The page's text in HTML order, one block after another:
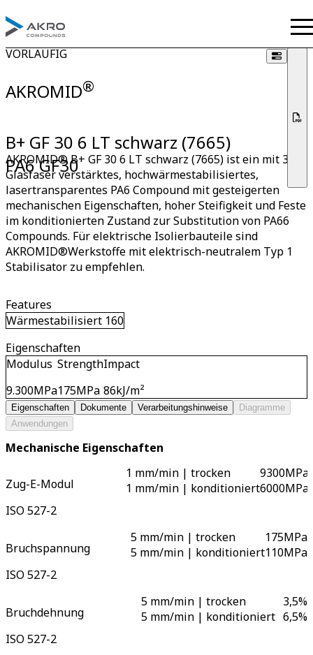
AKROMID®
VORLÄUFIG
B+ GF 30 6 LT schwarz (7665)
PA6 GF30
AKROMID® B+ GF 30 6 LT schwarz (7665) ist ein mit 30 %
Glasfaser verstärktes, hochwärmestabilisiertes,
lasertransparentes PA6 Compound mit gesteigerten
mechanischen Eigenschaften, hoher Steifigkeit und Feste
im konditionierten Zustand zur Substitution von PA66
Compounds. Für elektrische Isolierbauteile sind
AKROMID®Werkstoffe mit elektrisch-neutralem Typ 1
Stabilisator zu empfehlen.
Features
Wärmestabilisiert 160
Eigenschaften
Modulus
9.300MPa
Strength
175MPa
Impact
86kJ/m²
Eigenschaften Dokumente Verarbeitungshinweise
Diagramme
Anwendungen
Mechanische Eigenschaften
Zug-E-Modul
ISO 527-2
1 mm/min | trocken
1 mm/min | konditioniert
9300MPa
6000MPa
Bruchspannung
ISO 527-2
5 mm/min | trocken
5 mm/min | konditioniert
175MPa
110MPa
Bruchdehnung
ISO 527-2
5 mm/min | trocken
5 mm/min | konditioniert
3,5%
6,5%